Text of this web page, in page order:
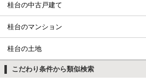
桂台の中古戸建て
桂台のマンション
桂台の土地
こだわり条件から類似検索